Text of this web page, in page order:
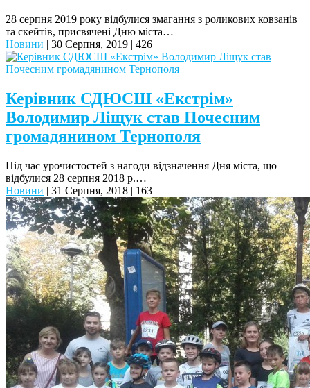
28 серпня 2019 року відбулися змагання з роликових ковзанів
та скейтів, присвячені Дню міста…
Новини | 30 Серпня, 2019 | 426 |
Керівник СДЮСШ «Екстрім»
Володимир Ліщук став Почесним
громадянином Тернополя
Під час урочистостей з нагоди відзначення Дня міста, що
відбулися 28 серпня 2018 р.…
Новини | 31 Серпня, 2018 | 163 |